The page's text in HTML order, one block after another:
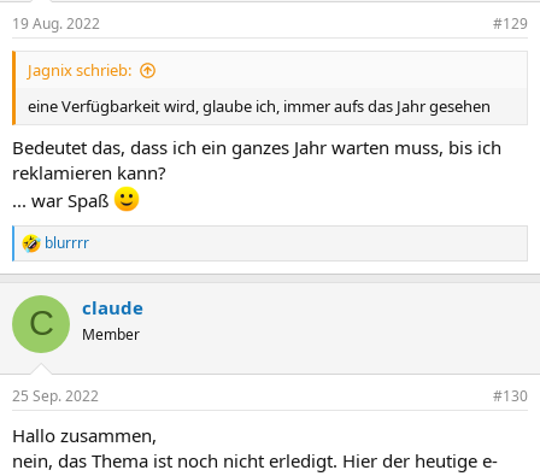
e
n
19 Aug. 2022 #129
Jagnix schrieb:
eine Verfügbarkeit wird, glaube ich, immer aufs das Jahr gesehen
Bedeutet das, dass ich ein ganzes Jahr warten muss, bis ich
reklamieren kann?
... war Spaß
R
e
k
i
e
:
blurrrr
C claude
Member
25 Sep. 2022 #130
Hallo zusammen,
nein, das Thema ist noch nicht erledigt. Hier der heutige e-